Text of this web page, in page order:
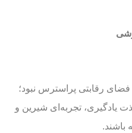
فضای رقابتی پراسترس نبود؛
یادگیری، تجربه‌ای شیرین و
باشند.